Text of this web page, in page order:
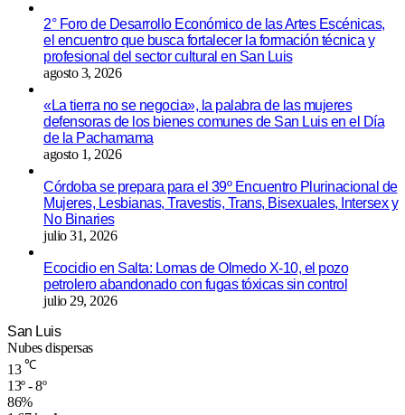
2° Foro de Desarrollo Económico de las Artes Escénicas,
el encuentro que busca fortalecer la formación técnica y
profesional del sector cultural en San Luis
agosto 3, 2026
«La tierra no se negocia», la palabra de las mujeres
defensoras de los bienes comunes de San Luis en el Día
de la Pachamama
agosto 1, 2026
Córdoba se prepara para el 39º Encuentro Plurinacional de
Mujeres, Lesbianas, Travestis, Trans, Bisexuales, Intersex y
No Binaries
julio 31, 2026
Ecocidio en Salta: Lomas de Olmedo X-10, el pozo
petrolero abandonado con fugas tóxicas sin control
julio 29, 2026
San Luis
Nubes dispersas
13 ℃
13º - 8º
86%